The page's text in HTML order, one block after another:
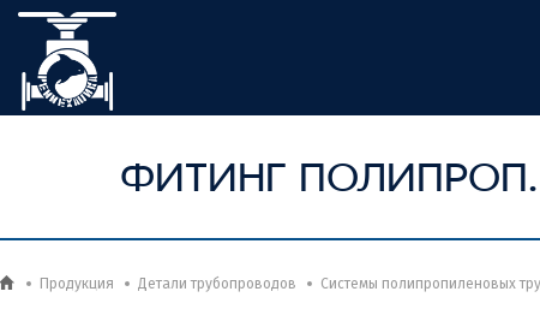
ФИТИНГ
Продукция Детали трубопроводов Системы полипропиленовых